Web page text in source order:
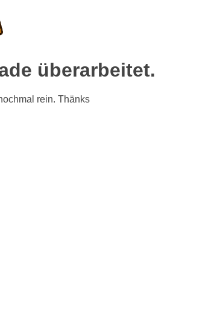
überarbeitet.
rein. Thänks